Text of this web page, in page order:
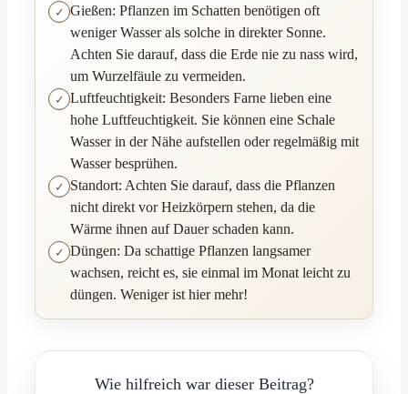
Gießen: Pflanzen im Schatten benötigen oft
weniger Wasser als solche in direkter Sonne.
Achten Sie darauf, dass die Erde nie zu nass wird,
um Wurzelfäule zu vermeiden.
Luftfeuchtigkeit: Besonders Farne lieben eine
hohe Luftfeuchtigkeit. Sie können eine Schale
Wasser in der Nähe aufstellen oder regelmäßig mit
Wasser besprühen.
Standort: Achten Sie darauf, dass die Pflanzen
nicht direkt vor Heizkörpern stehen, da die
Wärme ihnen auf Dauer schaden kann.
Düngen: Da schattige Pflanzen langsamer
wachsen, reicht es, sie einmal im Monat leicht zu
düngen. Weniger ist hier mehr!
Wie hilfreich war dieser Beitrag?